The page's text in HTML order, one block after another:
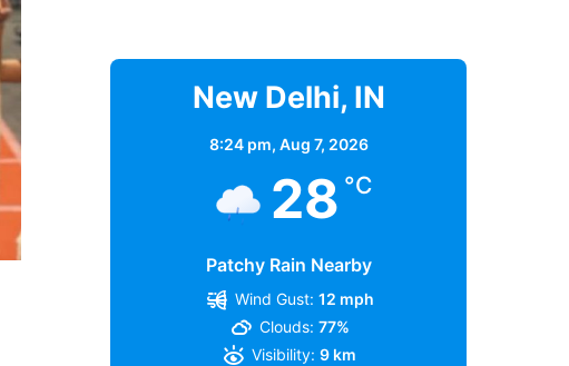
New Delhi, IN
8:24 pm, Aug 7, 2026
28 °C
Patchy Rain Nearby
Wind Gust: 12 mph
Clouds: 77%
Visibility: 9 km